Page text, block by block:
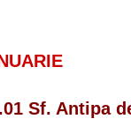
Sf. Antipa